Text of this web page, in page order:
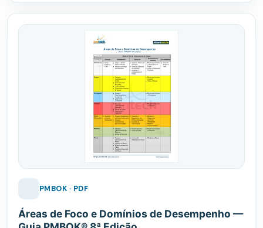
PMBOK · PDF
Áreas de Foco e Domínios de Desempenho —